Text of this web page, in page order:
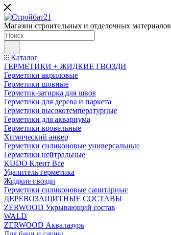
Магазин строительных и отделочных материалов
Каталог
ГЕРМЕТИКИ + ЖИДКИЕ ГВОЗДИ
Герметики акриловые
Герметики шовные
Герметик-затирка для швов
Герметики для дерева и паркета
Герметики высокотемпературные
Герметики для аквариума
Герметики кровельные
Химический анкер
Герметики силиконовые универсальные
Герметики нейтральные
KUDO Клеит Все
Удалитель герметика
Жидкие гвозди
Герметики силиконовые санитарные
ДЕРЕВОЗАЩИТНЫЕ СОСТАВЫ
ZERWOOD Укрывающий состав
WALD
ZERWOOD Аквалазурь